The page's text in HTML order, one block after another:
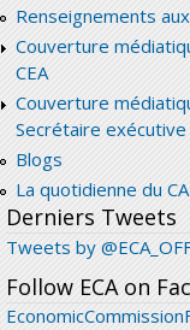
Renseignements
Couverture
CEA
Couverture
Secrétaire exécutive
Blogs
La quotidienne du
Derniers Tweets
Tweets by
Follow ECA on